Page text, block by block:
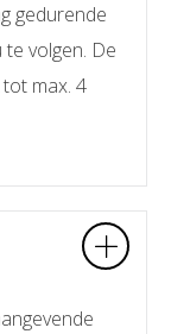
gedurende
volgen. De
max. 4